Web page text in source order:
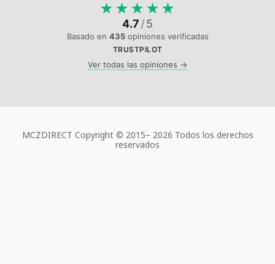
★ ★ ★ ★ ★
4.7/5
Basado en 435opiniones verificadas
TRUSTPILOT
Ver todas las opiniones →
MCZDIRECT Copyright © 2015– 2026 Todos los derechos
reservados